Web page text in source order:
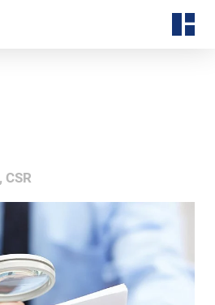
CSR